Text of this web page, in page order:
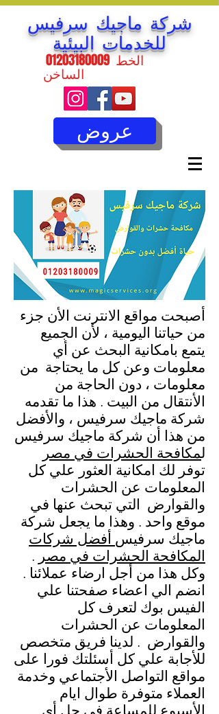
شركة ماجيك سرفيس
للخدمات البيئية
01203180009
الساخن
عروض
أصبحت مواقع الانترنت الأن جزء
من حياتنا اليومية ، لأن الجميع
يتمع بامكانية البحث عن أي
معلومات وعن كل ما يحتاجة من
معلومات ، دون الحاجة من
الأنتقال من البيت . هذا ما تقدمه
شركة ماجيك سرفيس ، والأفضل
من هذا أن شركة ماجيك سرفيس
لمكافحة الحشرات في مصر
توفر لك امكانية العثور علي كل
المعلومات عن الحشرات
والقوارض التي تبحث عنها في
موقع واحد . وهذا ما يجعل شركة
ماجيك سرفيس أفضل شركات
المكافحة الحشرات في مصر .
وكل هذا من أجل ارضاء عملائنا .
انضم الي اعضاء صفحتنا علي
الفيس بوك لتعرف كل
المعلومات عن الحشرات
والقوارض . لدينا فريق متخصص
للأجابة علي كل أسئلتك فورا على
مواقع التواصل الأجتماعي وخدمة
العملاء متوفرة طوال ايام
الأسبوع للمساعة في حل أي